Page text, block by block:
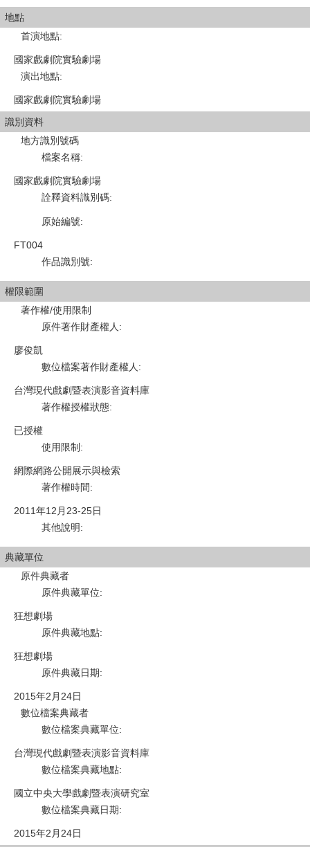
地點
首演地點:
國家戲劇院實驗劇場
演出地點:
國家戲劇院實驗劇場
識別資料
地方識別號碼
檔案名稱:
國家戲劇院實驗劇場
詮釋資料識別碼:
原始編號:
FT004
作品識別號:
權限範圍
著作權/使用限制
原件著作財產權人:
廖俊凱
數位檔案著作財產權人:
台灣現代戲劇暨表演影音資料庫
著作權授權狀態:
已授權
使用限制 :
網際網路公開展示與檢索
著作權時間:
2011年12月23-25日
其他說明:
典藏單位
原件典藏者
原件典藏單位:
狂想劇場
原件典藏地點:
狂想劇場
原件典藏日期:
2015年2月24日
數位檔案典藏者
數位檔案典藏單位:
台灣現代戲劇暨表演影音資料庫
數位檔案典藏地點:
國立中央大學戲劇暨表演研究室
數位檔案典藏日期:
2015年2月24日